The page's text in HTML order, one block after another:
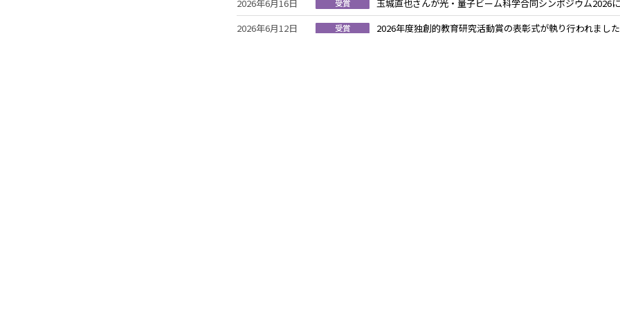
2026年6月16日
受賞
玉城直也さんが光・量子ビーム科学合同シンポジウム2026
2026年6月12日
受賞
2026年度独創的教育研究活動賞の表彰式が執り行われました